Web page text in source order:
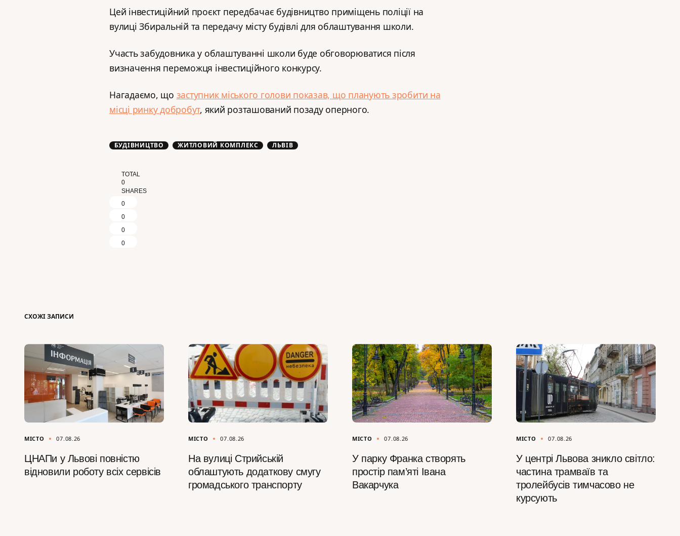
Цей інвестиційний проєкт передбачає будівництво приміщень поліції на
вулиці Збиральній та передачу місту будівлі для облаштування школи.
Участь забудовника у облаштуванні школи буде обговорюватися після
визначення переможця інвестиційного конкурсу.
Нагадаємо, що заступник міського голови показав, що планують зробити на
місці ринку добробут, який розташований позаду оперного.
БУДІВНИЦТВО ЖИТЛОВИЙ КОМПЛЕКС ЛЬВІВ
TOTAL
0
SHARES
0
0
0
0
СХОЖІ ЗАПИСИ
МІСТО 07.08.26
ЦНАПи у Львові повністю
відновили роботу всіх сервісів
МІСТО 07.08.26
На вулиці Стрийській
облаштують додаткову смугу
громадського транспорту
МІСТО 07.08.26
У парку Франка створять
простір пам’яті Івана
Вакарчука
МІСТО 07.08.26
У центрі Львова зникло світло:
частина трамваїв та
тролейбусів тимчасово не
курсують